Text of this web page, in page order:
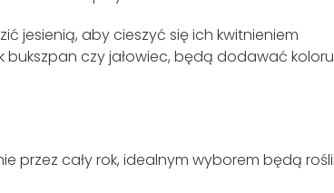
jesienią, aby cieszyć się ich kwitnieniem
bukszpan czy jałowiec, będą dodawać
przez cały rok, idealnym wyborem będą